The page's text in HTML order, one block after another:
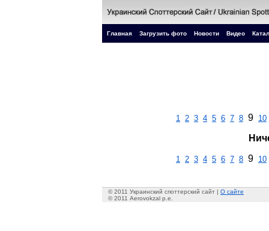
Главная Загрузить фото Новости Видео
1 2 3 4 5 6 7 8 9 10
1 2 3 4 5 6 7 8 9 10
© 2011 Украинский споттерский сайт | О сайте
© 2011 Aerovokzal p.e.